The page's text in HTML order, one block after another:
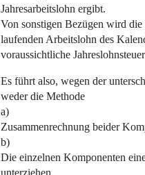
Jahresarbeitslohn ergibt.
Von sonstigen Bezügen wird
laufenden Arbeitslohn des
voraussichtliche
Es führt also, wegen der
weder die Methode
a)
Zusammenrechnung beider
b)
Die einzelnen Komponenten
unterziehen